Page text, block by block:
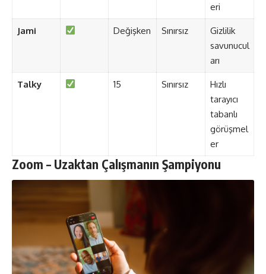
eri
Jami Değişken Sınırsız
Gizlilik
savunucul
arı
Talky 15 Sınırsız
Hızlı
tarayıcı
tabanlı
görüşmel
er
Zoom – Uzaktan Çalışmanın Şampiyonu